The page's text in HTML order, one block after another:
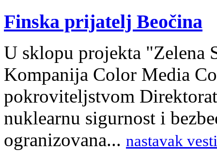
Finska prijatelj Beočina
U sklopu projekta "Zelena
Kompanija Color Media
pokroviteljstvom
nuklearnu sigurnost i
ogranizovana... nastavak